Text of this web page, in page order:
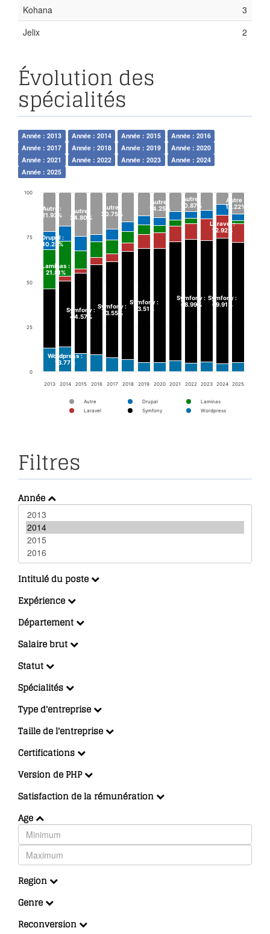
Kohana
3
Jelix
2
Évolution des
spécialités
Année : 2013 Année : 2014 Année : 2015
Année : 2016
Année : 2017
Année : 2018 Année : 2019
Année : 2020
Année : 2021
Année : 2022 Année : 2023
Année : 2024
Année : 2025
Autre Drupal
Laminas
Laravel
Symfony Wordpress
2013 2014 2015 2016 2017 2018 2019 2020 2021 2022 2023 2024 2025
0
25
50
75
100
Autre
:
21.93%
Autre
24.80%
Autre
20.75%
Autre
14.25%
Autre
10.87%
Autre:
12.22%
Drupal :
10.28%
Laminas :
21.81%
Laravel :
12.92%
Symfony:
44.57%
Symfony:
53.55%
Symfony:
63.51%
Symfony:
68.99%
Symfony:
69.91%
Wordpress:
13.77%
Filtres
Année
Intitulé du poste
Expérience
Département
Salaire brut
Statut
Spécialités
Type d'entreprise
Taille de l'entreprise
Certifications
Version de PHP
Satisfaction de la rémunération
Age
Region
Genre
Reconversion